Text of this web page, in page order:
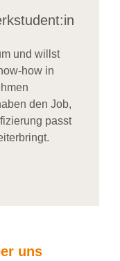
und willst
how in
den Job,
passt
uns